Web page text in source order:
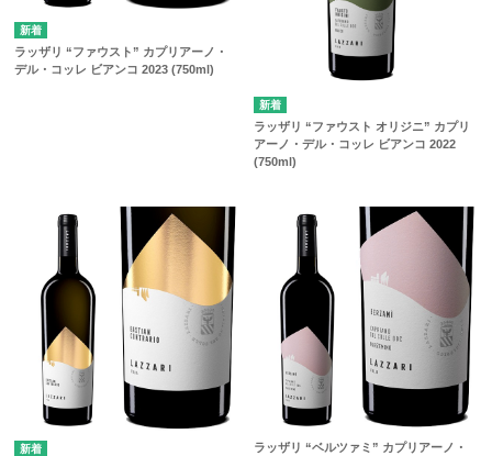
ラッザリ “ファウスト” カプリアーノ・
デル・コッレ ビアンコ 2023 (750ml)
ラッザリ “ファウスト オリジニ” カプリ
アーノ・デル・コッレ ビアンコ 2022
(750ml)
ラッザリ “ベルツァミ” カプリアーノ・